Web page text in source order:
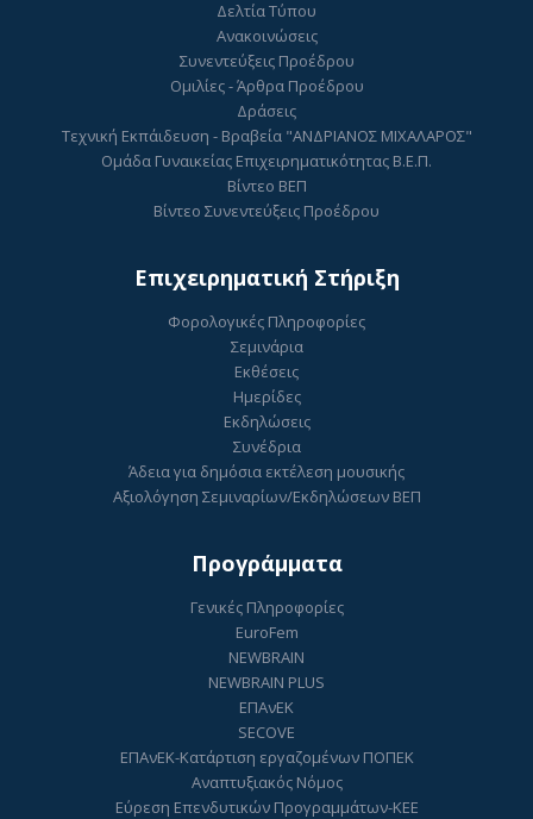
Δελτία Τύπου
Ανακοινώσεις
Συνεντεύξεις Προέδρου
Ομιλίες - Άρθρα Προέδρου
Δράσεις
Τεχνική Εκπάιδευση - Βραβεία "ΑΝΔΡΙΑΝΟΣ ΜΙΧΑΛΑΡΟΣ"
Ομάδα Γυναικείας Επιχειρηματικότητας Β.Ε.Π.
Βίντεο ΒΕΠ
Βίντεο Συνεντεύξεις Προέδρου
Επιχειρηματική Στήριξη
Φορολογικές Πληροφορίες
Σεμινάρια
Εκθέσεις
Ημερίδες
Εκδηλώσεις
Συνέδρια
Άδεια για δημόσια εκτέλεση μουσικής
Αξιολόγηση Σεμιναρίων/Εκδηλώσεων ΒΕΠ
Προγράμματα
Γενικές Πληροφορίες
EuroFem
NEWBRAIN
NEWBRAIN PLUS
ΕΠΑνΕΚ
SECOVE
ΕΠΑνΕΚ-Κατάρτιση εργαζομένων ΠΟΠΕΚ
Αναπτυξιακός Νόμος
Εύρεση Επενδυτικών Προγραμμάτων-ΚΕΕ